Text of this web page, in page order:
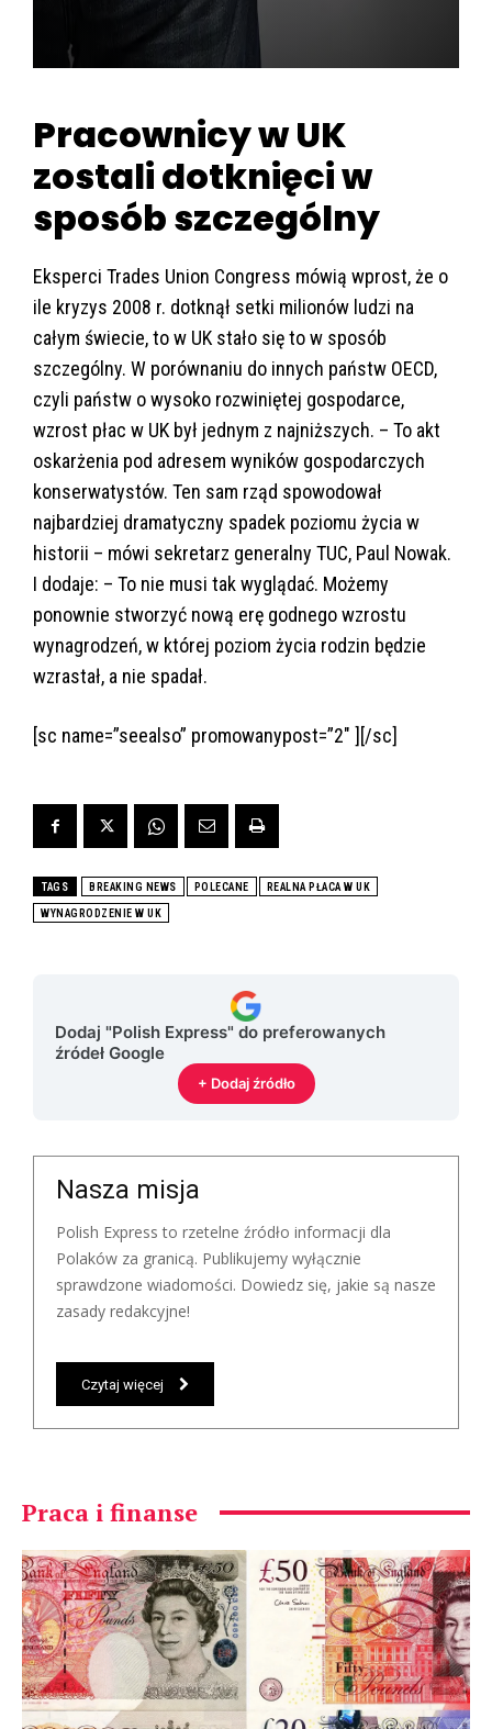
Pracownicy w UK
zostali dotknięci w
sposób szczególny
Eksperci Trades Union Congress mówią wprost, że o
ile kryzys 2008 r. dotknął setki milionów ludzi na
całym świecie, to w UK stało się to w sposób
szczególny. W porównaniu do innych państw OECD,
czyli państw o wysoko rozwiniętej gospodarce,
wzrost płac w UK był jednym z najniższych. – To akt
oskarżenia pod adresem wyników gospodarczych
konserwatystów. Ten sam rząd spowodował
najbardziej dramatyczny spadek poziomu życia w
historii – mówi sekretarz generalny TUC, Paul Nowak.
I dodaje: – To nie musi tak wyglądać. Możemy
ponownie stworzyć nową erę godnego wzrostu
wynagrodzeń, w której poziom życia rodzin będzie
wzrastał, a nie spadał.
[sc name=”seealso” promowanypost=”2″ ][/sc]
TAGS BREAKING NEWS POLECANE REALNA PŁACA W UK
WYNAGRODZENIE W UK
Dodaj "Polish Express" do preferowanych
źródeł Google
+ Dodaj źródło
Nasza misja
Polish Express to rzetelne źródło informacji dla
Polaków za granicą. Publikujemy wyłącznie
sprawdzone wiadomości. Dowiedz się, jakie są nasze
zasady redakcyjne!
Czytaj więcej
Praca i finanse